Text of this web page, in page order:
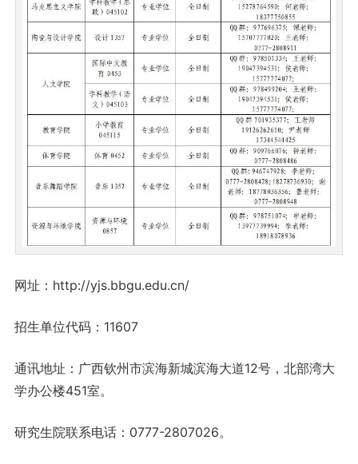
网址：http://yjs.bbgu.edu.cn/
招生单位代码：11607
通讯地址：广西钦州市滨海新城滨海大道12号，北部湾大
学办公楼451室。
研究生院联系电话：0777-2807026。